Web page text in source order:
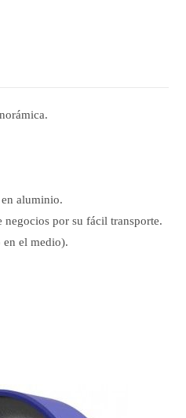
en aluminio.
negocios por su fácil transporte.
en el medio).